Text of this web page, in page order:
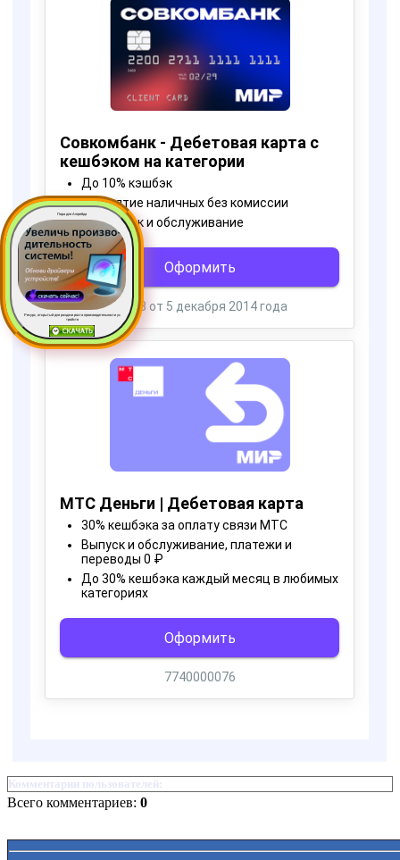
Пора для Апгрейда
Ресурс, открытый для раздачи роста производительности ус
тройств
Комментарии пользователей:
Всего комментариев: 0